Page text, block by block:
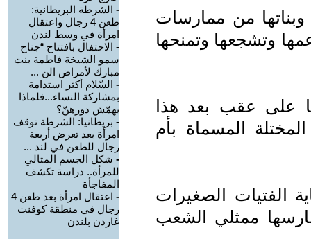
من ممارسات
وتشجعها وتمنحها
على عقب بعد هذا
المسماة بأم
الفتيات الصغيرات
ممثلي الشعب
- الشرطة البريطانية:
طعن 4 رجال واعتقال
امرأة في وسط لندن
- الاحتفال بافتتاح “جناح
سمو الشيخة فاطمة بنت
مبارك لأمراض الن ...
- السّلام أكثر استدامة
بمشاركة النساء...فلماذا
يهمّش دورهنّ؟
- بريطانيا: الشرطة توقف
امرأة بعد تعرض أربعة
رجال للطعن في لند ...
- شكل الجسم المثالي
للمرأة.. دراسة تكشف
المفاجأة
-
اعتقال امرأة بعد طعن 4
رجال في منطقة كوفنت
غاردن بلندن